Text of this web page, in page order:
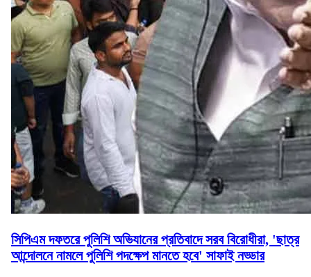
সিপিএম দফতরে পুলিশি অভিযানের প্রতিবাদে সরব বিরোধীরা, 'ছাত্র
আন্দোলনে নামলে পুলিশি পদক্ষেপ মানতে হবে' সাফাই নড্ডার